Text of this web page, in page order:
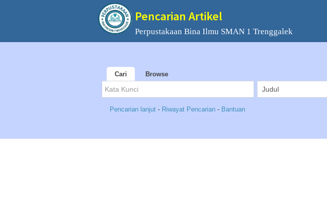
Pencarian Artikel
Perpustakaan Bina Ilmu SMAN 1 Trenggalek
Cari Browse
Pencarian lanjut - Riwayat Pencarian - Bantuan